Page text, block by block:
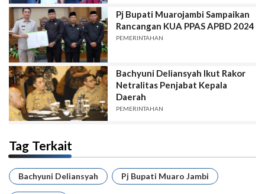
Pj Bupati Muarojambi Sampaikan
Rancangan KUA PPAS APBD 2024
PEMERINTAHAN
Bachyuni Deliansyah Ikut Rakor
Netralitas Penjabat Kepala
Daerah
PEMERINTAHAN
Tag Terkait
Bachyuni Deliansyah Pj Bupati Muaro Jambi